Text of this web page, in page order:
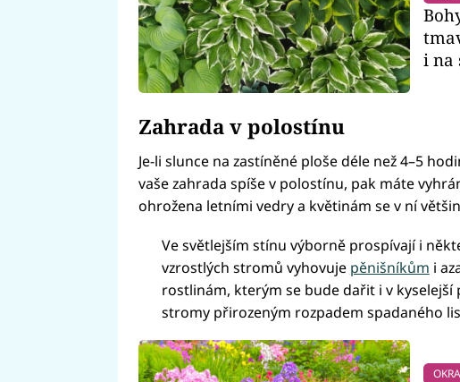
i na
Zahrada v polostínu
Je-li slunce na zastíněné ploše déle než 4–5
vaše zahrada spíše v polostínu, pak máte
ohrožena letními vedry a květinám se v ní
Ve světlejším stínu výborně prospívají i
vzrostlých stromů vyhovuje pěnišníkům i
rostlinám, kterým se bude dařit i v kyselejší
stromy přirozeným rozpadem spadaného